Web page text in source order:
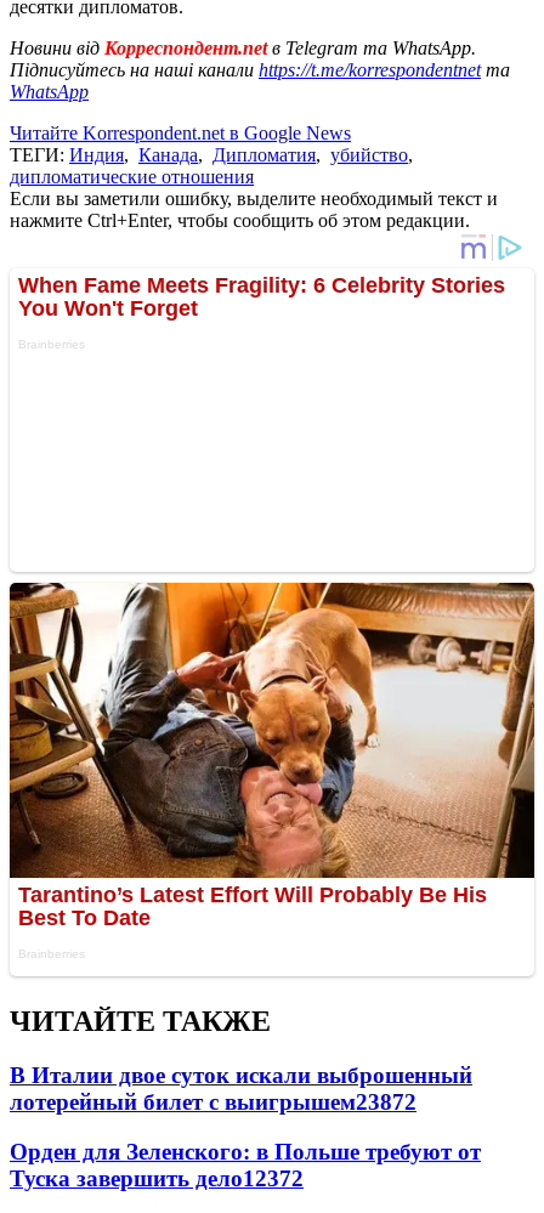
десятки дипломатов.
Новини від Корреспондент.netв Telegram та WhatsApp.
Підписуйтесь на наші канали https://t.me/korrespondentnetта
WhatsApp
Читайте Korrespondent.net в Google News
ТЕГИ: Индия, Канада, Дипломатия, убийство,
дипломатические отношения
Если вы заметили ошибку, выделите необходимый текст и
нажмите Ctrl+Enter, чтобы сообщить об этом редакции.
ЧИТАЙТЕ ТАКЖЕ
В Италии двое суток искали выброшенный
лотерейный билет с выигрышем23872
Орден для Зеленского: в Польше требуют от
Туска завершить дело12372